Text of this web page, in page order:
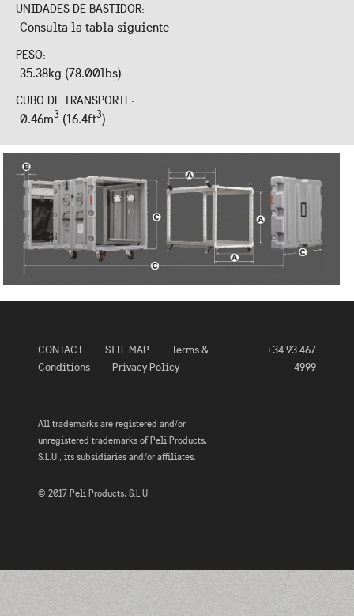
UNIDADES DE BASTIDOR:
Consulta la tabla siguiente
PESO:
35.38kg (78.00lbs)
CUBO DE TRANSPORTE:
0.46m3 (16.4ft3)
CONTACT SITE MAP
Terms &
Conditions
Privacy Policy
+34 93 467
4999
All trademarks are registered and/or
unregistered trademarks of Peli Products,
S.L.U., its subsidiaries and/or affiliates.
© 2017 Peli Products, S.L.U.